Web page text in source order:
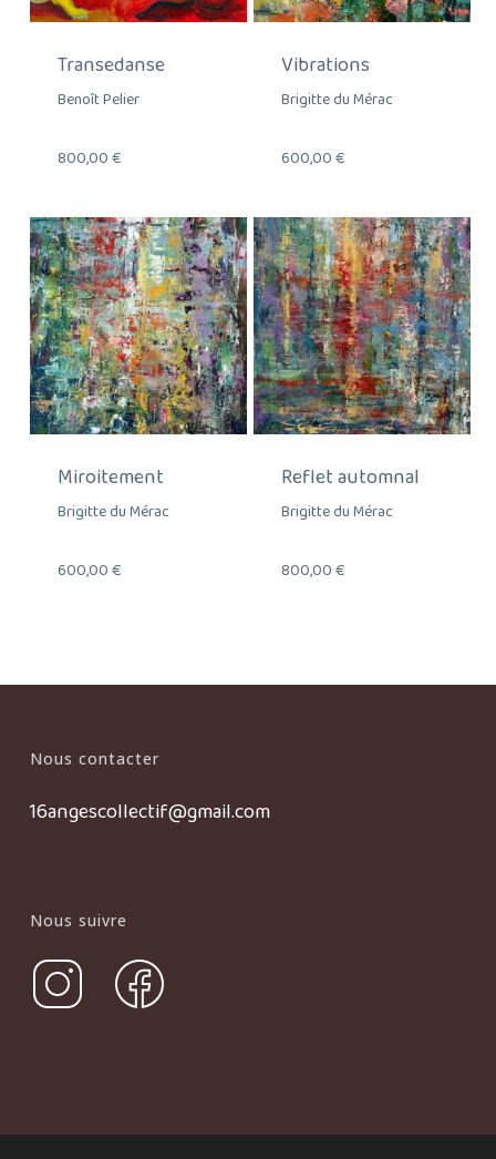
Transedanse
Benoît Pelier
800,00€
Vibrations
Brigitte du Mérac
600,00€
Miroitement
Brigitte du Mérac
600,00€
Reflet automnal
Brigitte du Mérac
800,00€
Nous contacter
16angescollectif@gmail.com
Nous suivre